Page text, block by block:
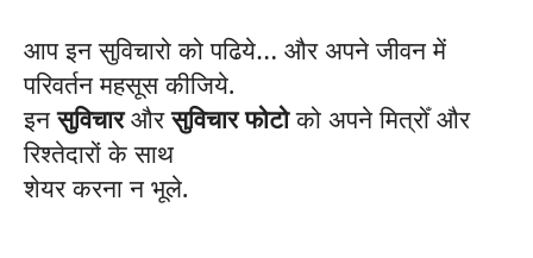
आप इन सुविचारो को पढिये… और अपने जीवन में
परिवर्तन महसूस कीजिये.
इनसुविचारऔरसुविचार फोटोको अपने मित्रोँ और
रिश्तेदारों के साथ
शेयर करना न भूले.